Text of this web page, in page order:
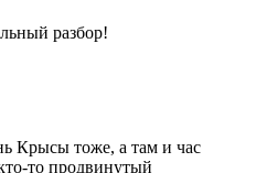
разбор!
Крысы тоже, а там и час
то продвинутый